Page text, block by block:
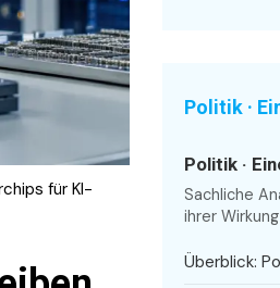
für KI-
Politik ·
Politik ·
Sachliche
ihrer
Überblick: